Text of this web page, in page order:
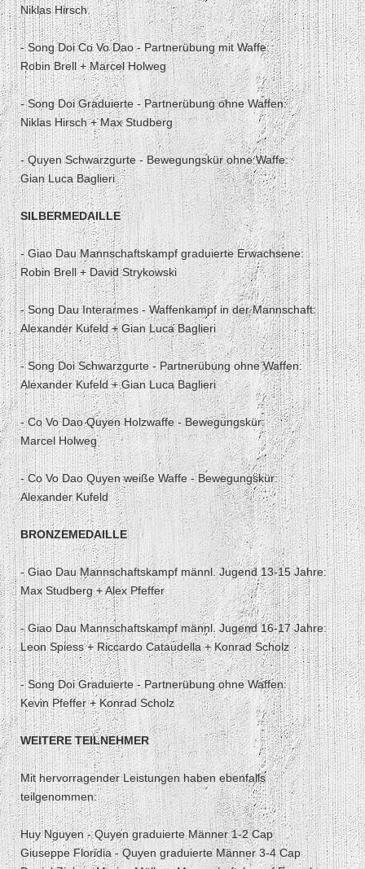
Niklas Hirsch
- Song Doi Co Vo Dao - Partnerübung mit Waffe:
Robin Brell + Marcel Holweg
- Song Doi Graduierte - Partnerübung ohne Waffen:
Niklas Hirsch + Max Studberg
- Quyen Schwarzgurte - Bewegungskür ohne Waffe:
Gian Luca Baglieri
SILBERMEDAILLE
- Giao Dau Mannschaftskampf graduierte Erwachsene:
Robin Brell + David Strykowski
- Song Dau Interarmes - Waffenkampf in der Mannschaft:
Alexander Kufeld + Gian Luca Baglieri
- Song Doi Schwarzgurte - Partnerübung ohne Waffen:
Alexander Kufeld + Gian Luca Baglieri
- Co Vo Dao Quyen Holzwaffe - Bewegungskür:
Marcel Holweg
- Co Vo Dao Quyen weiße Waffe - Bewegungskür:
Alexander Kufeld
BRONZEMEDAILLE
- Giao Dau Mannschaftskampf männl. Jugend 13-15 Jahre:
Max Studberg + Alex Pfeffer
- Giao Dau Mannschaftskampf männl. Jugend 16-17 Jahre:
Leon Spiess + Riccardo Cataudella + Konrad Scholz
- Song Doi Graduierte - Partnerübung ohne Waffen:
Kevin Pfeffer + Konrad Scholz
WEITERE TEILNEHMER
Mit hervorragender Leistungen haben ebenfalls
teilgenommen:
Huy Nguyen - Quyen graduierte Männer 1-2 Cap
Giuseppe Floridia - Quyen graduierte Männer 3-4 Cap